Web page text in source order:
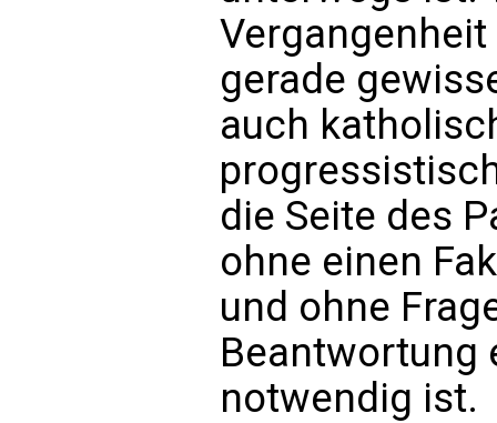
gerade
auch
die Seite des
ohne einen
und ohne
Beantwortung
notwendig ist.